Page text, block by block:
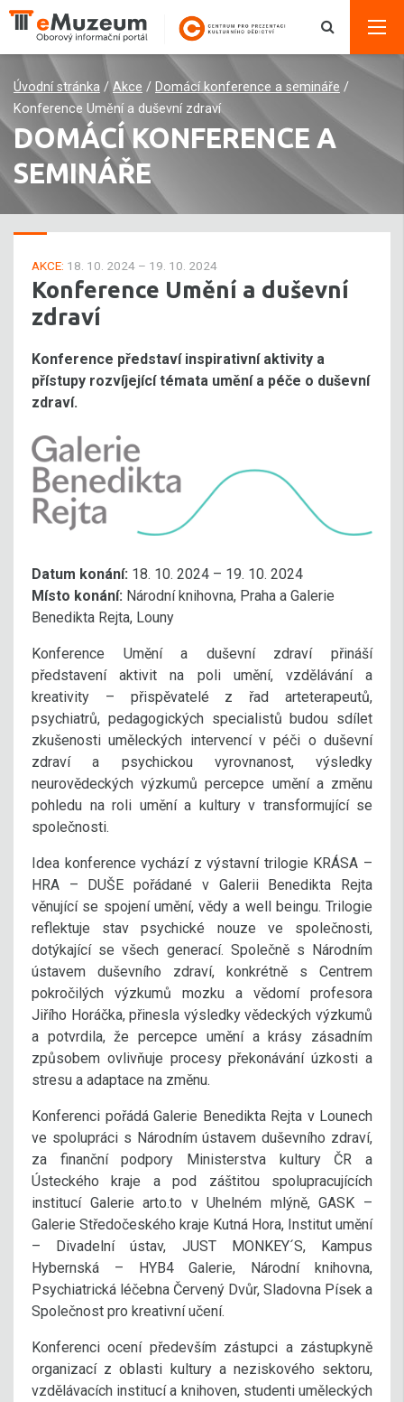
Úvodní stránka / Akce / Domácí konference a semináře /
Konference Umění a duševní zdraví
DOMÁCÍ KONFERENCE A
SEMINÁŘE
AKCE: 18. 10. 2024 – 19. 10. 2024
Konference Umění a duševní
zdraví
Konference představí inspirativní aktivity a
přístupy rozvíjející témata umění a péče o duševní
zdraví.
Datum konání: 18. 10. 2024 – 19. 10. 2024
Místo konání: Národní knihovna, Praha a Galerie
Benedikta Rejta, Louny
Konference Umění a duševní zdraví přináší
představení aktivit na poli umění, vzdělávání a
kreativity – přispěvatelé z řad arteterapeutů,
psychiatrů, pedagogických specialistů budou sdílet
zkušenosti uměleckých intervencí v péči o duševní
zdraví a psychickou vyrovnanost, výsledky
neurovědeckých výzkumů percepce umění a změnu
pohledu na roli umění a kultury v transformující se
společnosti.
Idea konference vychází z výstavní trilogie KRÁSA –
HRA – DUŠE pořádané v Galerii Benedikta Rejta
věnující se spojení umění, vědy a well beingu. Trilogie
reflektuje stav psychické nouze ve společnosti,
dotýkající se všech generací. Společně s Národním
ústavem duševního zdraví, konkrétně s Centrem
pokročilých výzkumů mozku a vědomí profesora
Jiřího Horáčka, přinesla výsledky vědeckých výzkumů
a potvrdila, že percepce umění a krásy zásadním
způsobem ovlivňuje procesy překonávání úzkosti a
stresu a adaptace na změnu.
Konferenci pořádá Galerie Benedikta Rejta v Lounech
ve spolupráci s Národním ústavem duševního zdraví,
za finanční podpory Ministerstva kultury ČR a
Ústeckého kraje a pod záštitou spolupracujících
institucí Galerie arto.to v Uhelném mlýně, GASK –
Galerie Středočeského kraje Kutná Hora, Institut umění
– Divadelní ústav, JUST MONKEY´S, Kampus
Hybernská – HYB4 Galerie, Národní knihovna,
Psychiatrická léčebna Červený Dvůr, Sladovna Písek a
Společnost pro kreativní učení.
Konferenci ocení především zástupci a zástupkyně
organizací z oblasti kultury a neziskového sektoru,
vzdělávacích institucí a knihoven, studenti uměleckých